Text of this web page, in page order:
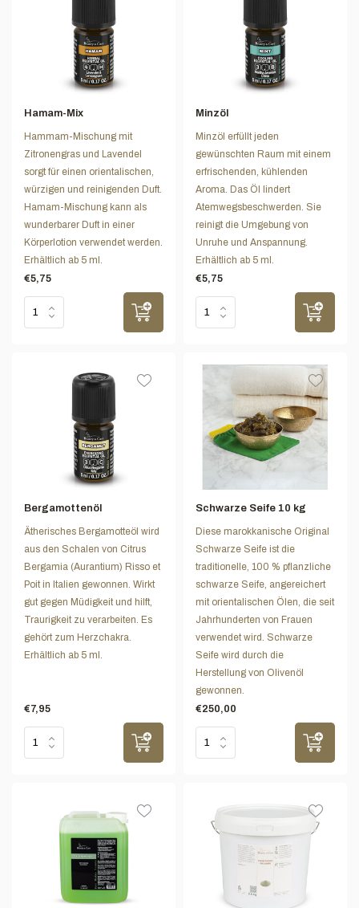
Hamam-Mix
Hammam-Mischung mit
Zitronengras und Lavendel
sorgt für einen orientalischen,
würzigen und reinigenden Duft.
Hamam-Mischung kann als
wunderbarer Duft in einer
Körperlotion verwendet werden.
Erhältlich ab 5 ml.
€5,75
Minzöl
Minzöl erfüllt jeden
gewünschten Raum mit einem
erfrischenden, kühlenden
Aroma. Das Öl lindert
Atemwegsbeschwerden. Sie
reinigt die Umgebung von
Unruhe und Anspannung.
Erhältlich ab 5 ml.
€5,75
Bergamottenöl
Ätherisches Bergamotteöl wird
aus den Schalen von Citrus
Bergamia (Aurantium) Risso et
Poit in Italien gewonnen. Wirkt
gut gegen Müdigkeit und hilft,
Traurigkeit zu verarbeiten. Es
gehört zum Herzchakra.
Erhältlich ab 5 ml.
€7,95
Schwarze Seife 10 kg
Diese marokkanische Original
Schwarze Seife ist die
traditionelle, 100 % pflanzliche
schwarze Seife, angereichert
mit orientalischen Ölen, die seit
Jahrhunderten von Frauen
verwendet wird. Schwarze
Seife wird durch die
Herstellung von Olivenöl
gewonnen.
€250,00